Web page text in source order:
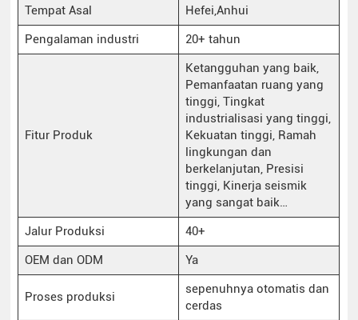
Tempat Asal
Hefei,Anhui
Pengalaman industri
20+ tahun
Fitur Produk
Ketangguhan yang baik,
Pemanfaatan ruang yang
tinggi, Tingkat
industrialisasi yang tinggi,
Kekuatan tinggi, Ramah
lingkungan dan
berkelanjutan, Presisi
tinggi, Kinerja seismik
yang sangat baik…
Jalur Produksi
40+
OEM dan ODM
Ya
Proses produksi
sepenuhnya otomatis dan
cerdas